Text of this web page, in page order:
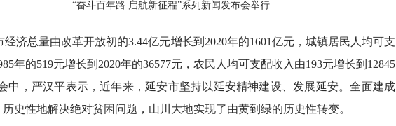
“奋斗百年路 启航新征程”系列新闻发布会举行
经济总量由改革开放初的3.44亿元增长到2020年的1601亿元，城镇居民人均可支
年的519元增长到2020年的36577元，农民人均可支配收入由193元增长到12845
中，严汉平表示，近年来，延安市坚持以延安精神建设、发展延安。全面建成
史性地解决绝对贫困问题，山川大地实现了由黄到绿的历史性转变。